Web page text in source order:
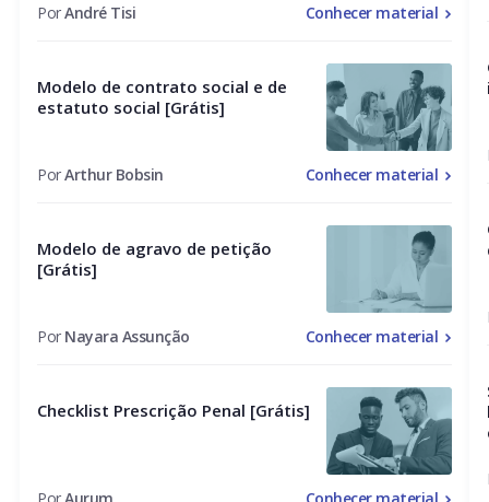
PorAndré Tisi Conhecer material
Modelo de contrato social e de
estatuto social [Grátis]
PorArthur Bobsin Conhecer material
Modelo de agravo de petição
[Grátis]
Por Nayara Assunção Conhecer material
Checklist Prescrição Penal [Grátis]